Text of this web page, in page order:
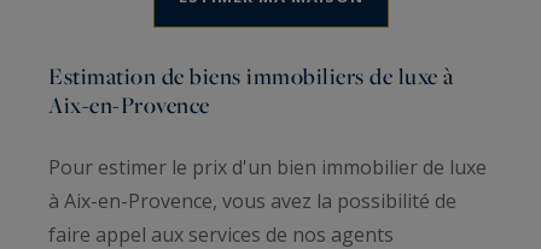
Estimation de biens immobiliers de luxe à
Aix-en-Provence
Pour estimer le prix d'un bien immobilier de luxe
à Aix-en-Provence, vous avez la possibilité de
faire appel aux services de nos agents